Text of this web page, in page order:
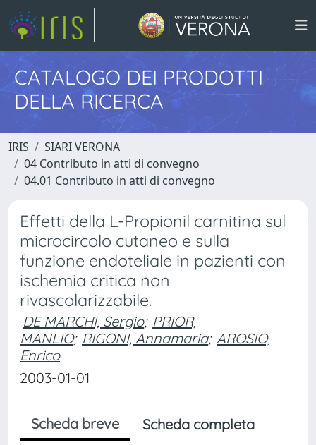
CATALOGO DEI PRODOTTI
DELLA RICERCA
IRIS
SIARI VERONA
04 Contributo in atti di convegno
04.01 Contributo in atti di convegno
Effetti della L-Propionil carnitina sul
microcircolo cutaneo e sulla
funzione endoteliale in pazienti con
ischemia critica non
rivascolarizzabile.
DE MARCHI, Sergio; PRIOR,
MANLIO; RIGONI, Annamaria; AROSIO,
Enrico
2003-01-01
Scheda breve
Scheda completa